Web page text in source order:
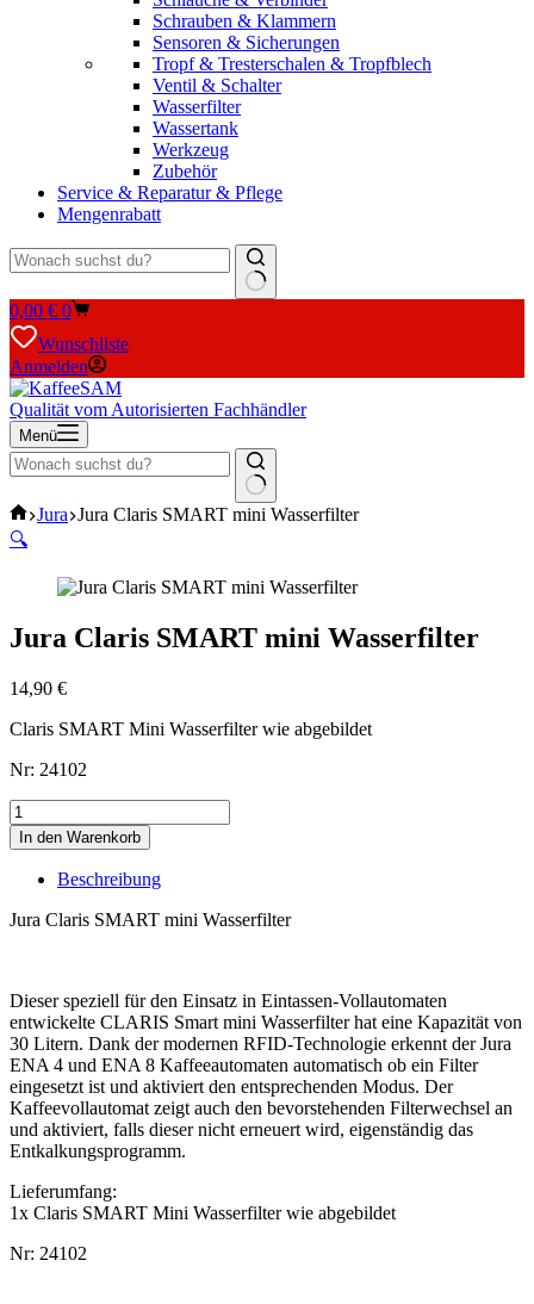
Schrauben & Klammern
Sensoren & Sicherungen
Tropf & Tresterschalen & Tropfblech
Ventil & Schalter
Wasserfilter
Wassertank
Werkzeug
Zubehör
Service & Reparatur & Pflege
Mengenrabatt
Keine
Ergebnisse
Warenkorb
0,00 € 0
Wunschliste
Anmelden
Qualität vom Autorisierten Fachhändler
Menü
Keine
Ergebnisse
Start
Jura Jura Claris SMART mini Wasserfilter
🔍
Jura Claris SMART mini Wasserfilter
14,90 €
Claris SMART Mini Wasserfilter wie abgebildet
Nr: 24102
Jura
Claris
SMART
mini
Wasserfilter
Menge
In den Warenkorb
Beschreibung
Jura Claris SMART mini Wasserfilter
Dieser speziell für den Einsatz in Eintassen-Vollautomaten
entwickelte CLARIS Smart mini Wasserfilter hat eine Kapazität von
30 Litern. Dank der modernen RFID-Technologie erkennt der Jura
ENA 4 und ENA 8 Kaffeeautomaten automatisch ob ein Filter
eingesetzt ist und aktiviert den entsprechenden Modus. Der
Kaffeevollautomat zeigt auch den bevorstehenden Filterwechsel an
und aktiviert, falls dieser nicht erneuert wird, eigenständig das
Entkalkungsprogramm.
Lieferumfang:
1x Claris SMART Mini Wasserfilter wie abgebildet
Nr: 24102